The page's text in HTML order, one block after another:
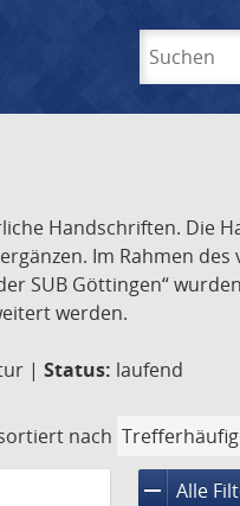
Handschriften. Die
Im Rahmen
SUB Göttingen“
werden.
| Status: laufend
nach
remove Alle